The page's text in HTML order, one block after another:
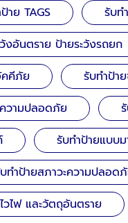
าย TAGS
รับท
งอันตราย ป้ายระวังรถยก
คีภัย
รับทำป้า
วามปลอดภัย
รับทำป้ายแบบ
ทำป้ายสภาวะความปลอด
ไฟ และวัตถุอันตราย